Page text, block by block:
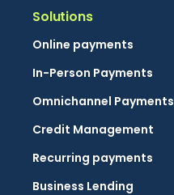
Solutions
Online payments
In-Person Payments
Omnichannel Payments
Credit Management
Recurring payments
Business Lending